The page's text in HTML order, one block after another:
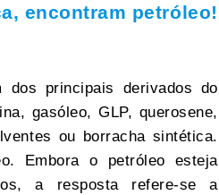
encontram petróleo!
principais derivados do
gasóleo, GLP, querosene,
ou borracha sintética.
Embora o petróleo esteja
a resposta refere-se a